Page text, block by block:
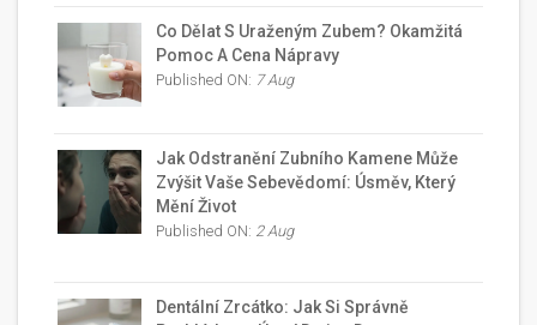
Co Dělat S Uraženým Zubem? Okamžitá
Pomoc A Cena Nápravy
Published ON: 7 Aug
Jak Odstranění Zubního Kamene Může
Zvýšit Vaše Sebevědomí: Úsměv, Který
Mění Život
Published ON: 2 Aug
Dentální Zrcátko: Jak Si Správně